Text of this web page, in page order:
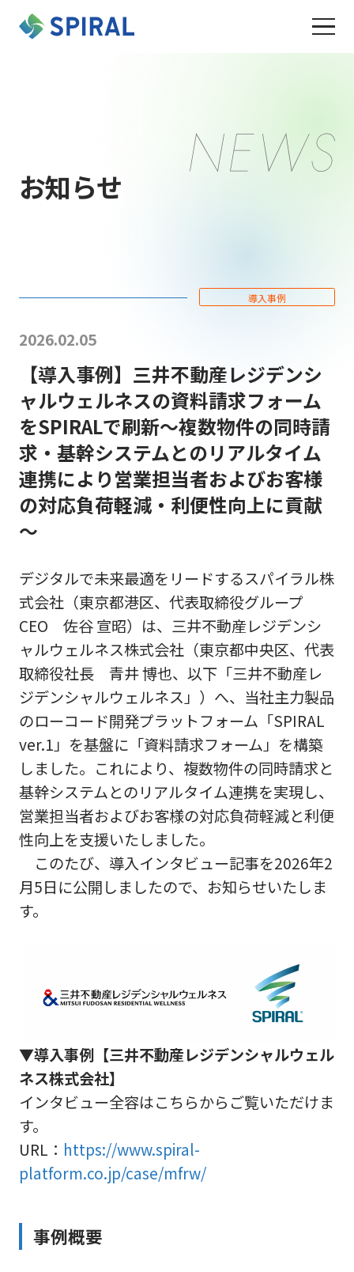
お知らせ
導入事例
2026.02.05
【導入事例】三井不動産レジデンシ
ャルウェルネスの資料請求フォーム
をSPIRALで刷新～複数物件の同時請
求・基幹システムとのリアルタイム
連携により営業担当者およびお客様
の対応負荷軽減・利便性向上に貢献
～
デジタルで未来最適をリードするスパイラル株
式会社（東京都港区、代表取締役グループ
CEO 佐谷 宣昭）は、三井不動産レジデンシ
ャルウェルネス株式会社（東京都中央区、代表
取締役社長 青井 博也、以下「三井不動産レ
ジデンシャルウェルネス」）へ、当社主力製品
のローコード開発プラットフォーム「SPIRAL
ver.1」を基盤に「資料請求フォーム」を構築
しました。これにより、複数物件の同時請求と
基幹システムとのリアルタイム連携を実現し、
営業担当者およびお客様の対応負荷軽減と利便
性向上を支援いたしました。
このたび、導入インタビュー記事を2026年2
月5日に公開しましたので、お知らせいたしま
す。
▼導入事例【三井不動産レジデンシャルウェル
ネス株式会社】
インタビュー全容はこちらからご覧いただけま
す。
URL： https://www.spiral-
platform.co.jp/case/mfrw/
事例概要